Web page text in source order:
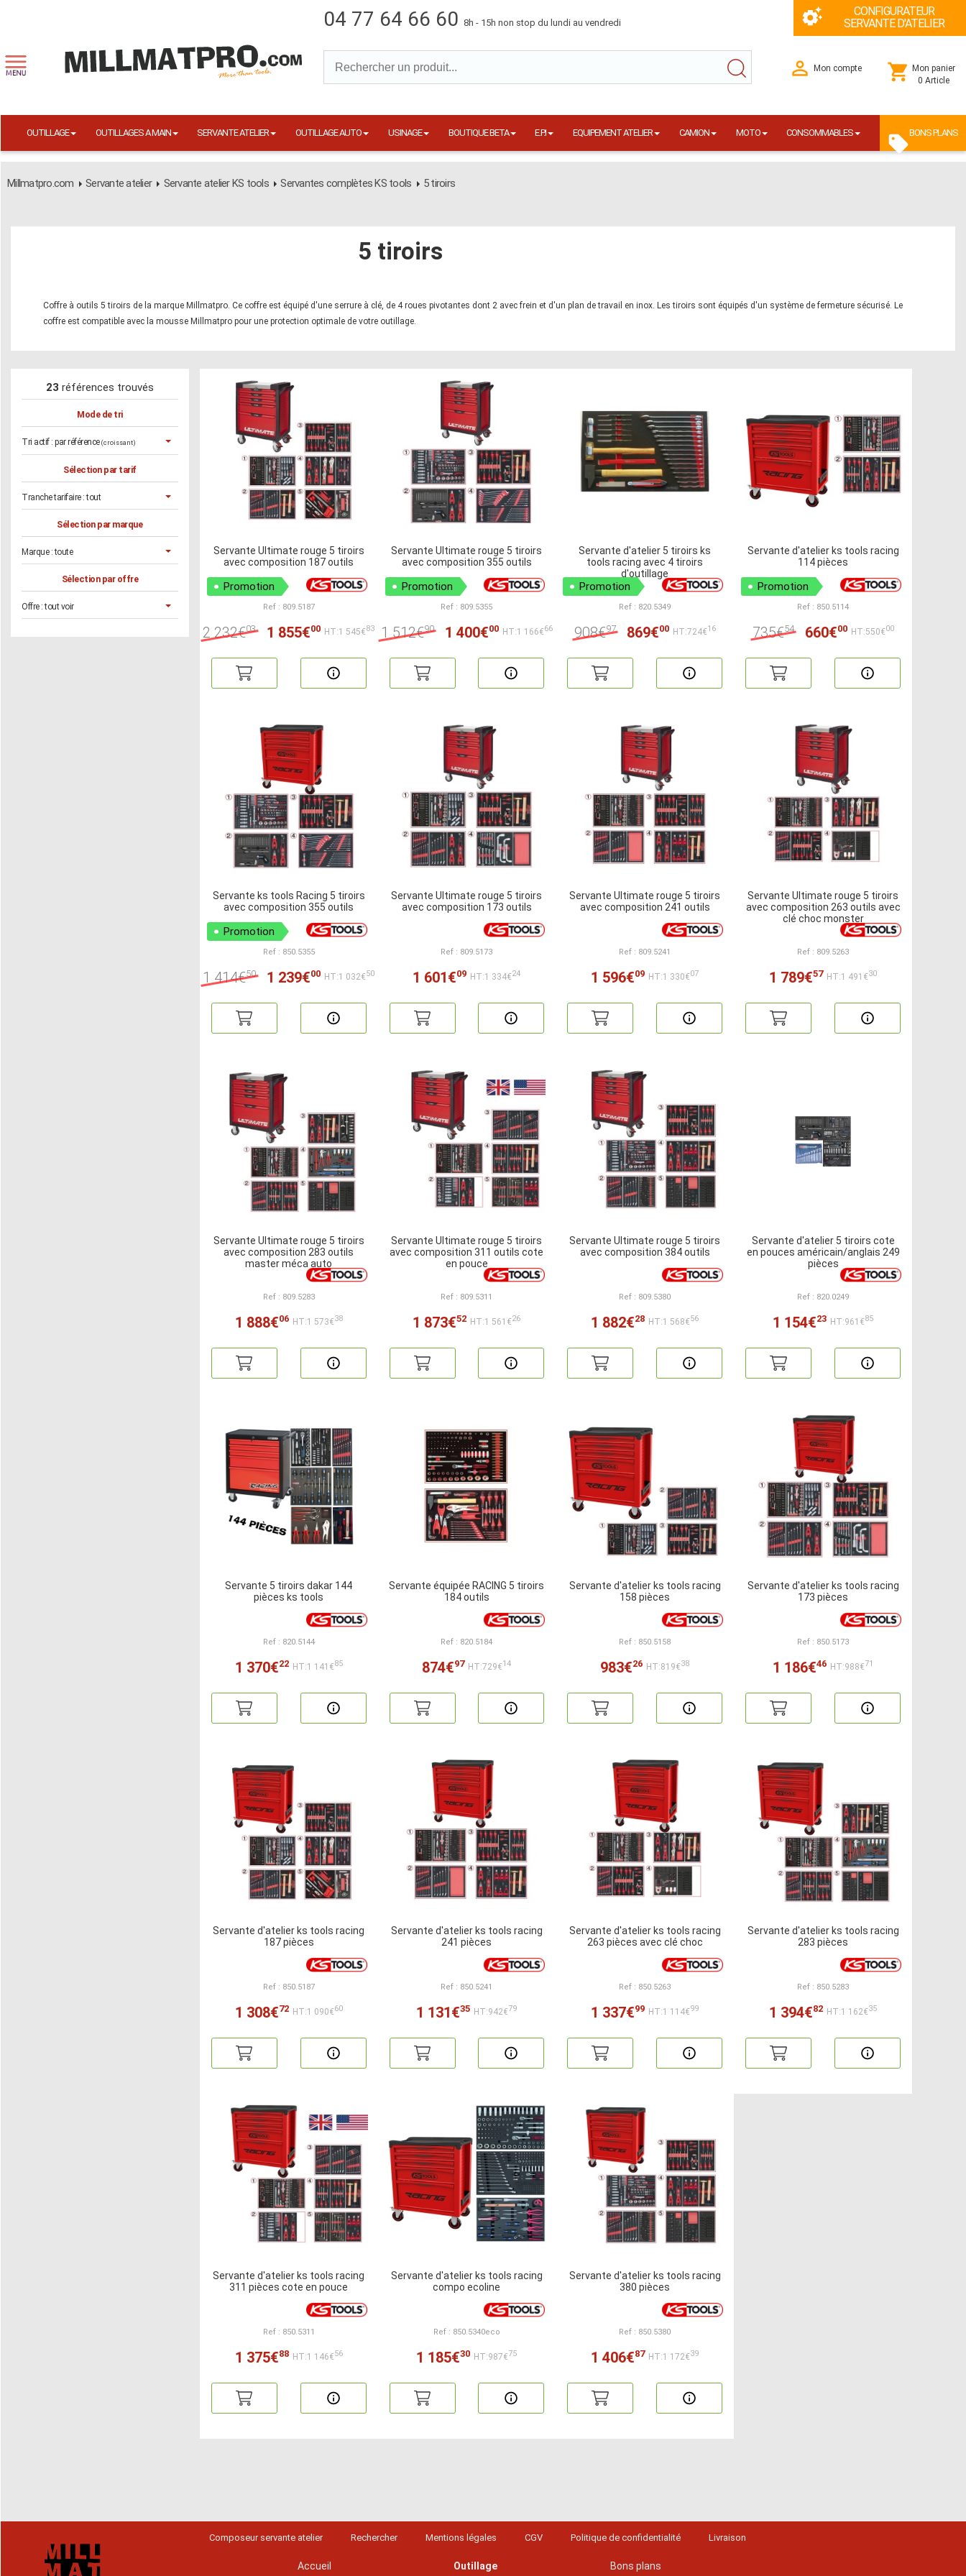
04 77 64 66 60 8h - 15h non stop du lundi au vendredi
CONFIGURATEUR
SERVANTE D'ATELIER
Mon compte
Mon panier
0 Article
OUTILLAGE OUTILLAGES A MAIN SERVANTE ATELIER OUTILLAGE AUTO USINAGE BOUTIQUE BETA E.P.I EQUIPEMENT ATELIER CAMION MOTO CONSOMMABLES BONS PLANS
Millmatpro.com Servante atelier Servante atelier KS tools Servantes complètes KS tools 5 tiroirs
5 tiroirs
Coffre à outils 5 tiroirs de la marque Millmatpro. Ce coffre est équipé d'une serrure à clé, de 4 roues pivotantes dont 2 avec frein et d'un plan de travail en inox. Les tiroirs sont équipés d'un système de fermeture sécurisé. Le
coffre est compatible avec la mousse Millmatpro pour une protection optimale de votre outillage.
23 références trouvés
Mode de tri
Tri actif : par référence (croissant)
Sélection par tarif
Tranche tarifaire :tout
Sélection par marque
Marque :toute
Sélection par offre
Offre :tout voir
Servante Ultimate rouge 5 tiroirs
avec composition 187 outils
Promotion
Ref : 809.5187
2 232€03 1 855€00 HT:1 545€83
Servante Ultimate rouge 5 tiroirs
avec composition 355 outils
Promotion
Ref : 809.5355
1 512€90 1 400€00 HT:1 166€66
Servante d'atelier 5 tiroirs ks
tools racing avec 4 tiroirs
d'outillage
Promotion
Ref : 820.5349
908€97 869€00 HT:724€16
Servante d'atelier ks tools racing
114 pièces
Promotion
Ref : 850.5114
735€54 660€00 HT:550€00
Servante ks tools Racing 5 tiroirs
avec composition 355 outils
Promotion
Ref : 850.5355
1 414€50 1 239€00 HT:1 032€50
Servante Ultimate rouge 5 tiroirs
avec composition 173 outils
Ref : 809.5173
1 601€09 HT:1 334€24
Servante Ultimate rouge 5 tiroirs
avec composition 241 outils
Ref : 809.5241
1 596€09 HT:1 330€07
Servante Ultimate rouge 5 tiroirs
avec composition 263 outils avec
clé choc monster
Ref : 809.5263
1 789€57 HT:1 491€30
Servante Ultimate rouge 5 tiroirs
avec composition 283 outils
master méca auto
Ref : 809.5283
1 888€06 HT:1 573€38
Servante Ultimate rouge 5 tiroirs
avec composition 311 outils cote
en pouce
Ref : 809.5311
1 873€52 HT:1 561€26
Servante Ultimate rouge 5 tiroirs
avec composition 384 outils
Ref : 809.5380
1 882€28 HT:1 568€56
Servante d'atelier 5 tiroirs cote
en pouces américain/anglais 249
pièces
Ref : 820.0249
1 154€23 HT:961€85
Servante 5 tiroirs dakar 144
pièces ks tools
Ref : 820.5144
1 370€22 HT:1 141€85
Servante équipée RACING 5 tiroirs
184 outils
Ref : 820.5184
874€97 HT:729€14
Servante d'atelier ks tools racing
158 pièces
Ref : 850.5158
983€26 HT:819€38
Servante d'atelier ks tools racing
173 pièces
Ref : 850.5173
1 186€46 HT:988€71
Servante d'atelier ks tools racing
187 pièces
Ref : 850.5187
1 308€72 HT:1 090€60
Servante d'atelier ks tools racing
241 pièces
Ref : 850.5241
1 131€35 HT:942€79
Servante d'atelier ks tools racing
263 pièces avec clé choc
Ref : 850.5263
1 337€99 HT:1 114€99
Servante d'atelier ks tools racing
283 pièces
Ref : 850.5283
1 394€82 HT:1 162€35
Servante d'atelier ks tools racing
311 pièces cote en pouce
Ref : 850.5311
1 375€88 HT:1 146€56
Servante d'atelier ks tools racing
compo ecoline
Ref : 850.5340eco
1 185€30 HT:987€75
Servante d'atelier ks tools racing
380 pièces
Ref : 850.5380
1 406€87 HT:1 172€39
Composeur servante atelier Rechercher Mentions légales CGV Politique de confidentialité Livraison
Accueil Outillage Bons plans